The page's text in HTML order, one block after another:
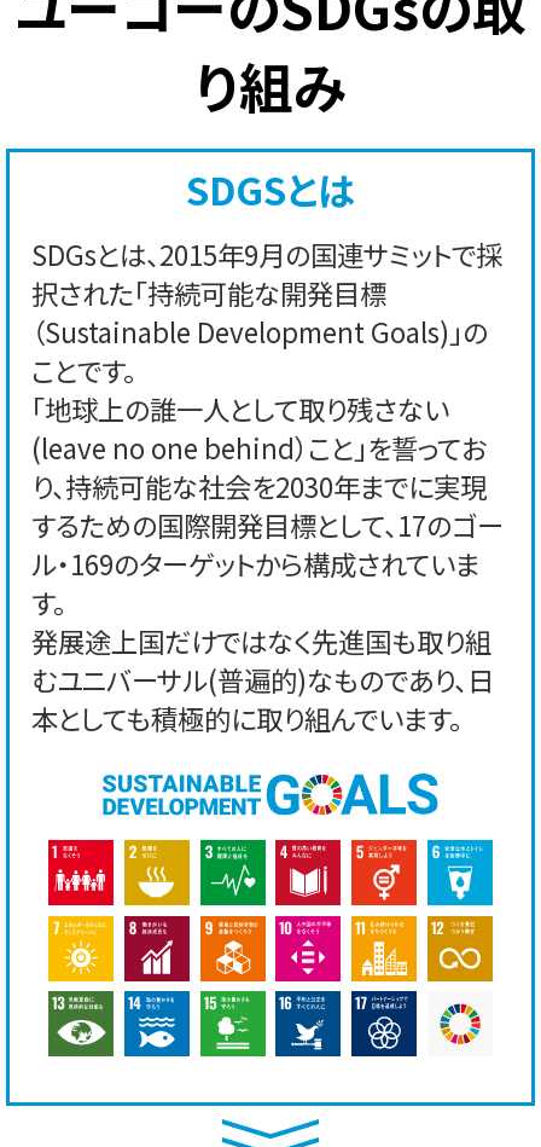
り組み
SDGSとは
SDGsとは、2015年9月の国連サミットで採
択された「持続可能な開発目標
（Sustainable Development Goals)」の
ことです。
「地球上の誰一人として取り残さない
(leave no one behind）こと」を誓ってお
り、持続可能な社会を2030年までに実現
するための国際開発目標として、17のゴー
ル・169のターゲットから構成されていま
す。
発展途上国だけではなく先進国も取り組
むユニバーサル(普遍的)なものであり、日
本としても積極的に取り組んでいます。